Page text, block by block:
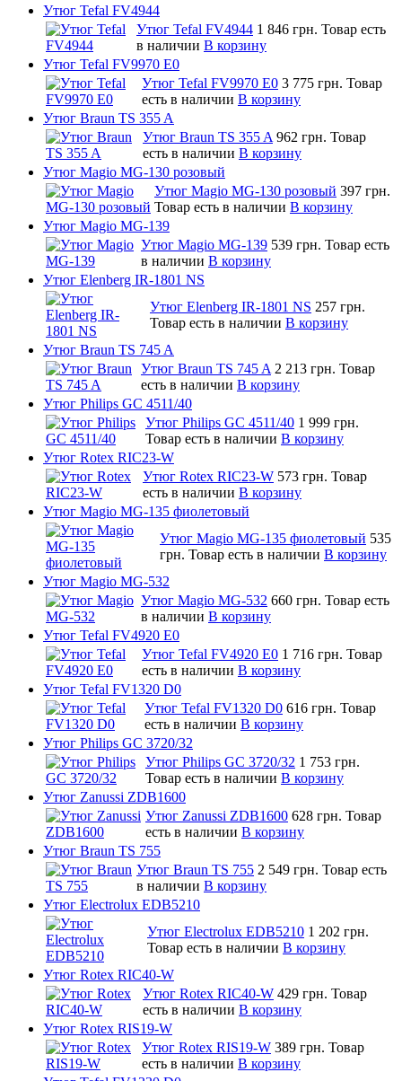
Утюг Tefal FV4944
Утюг Tefal FV4944 1 846 грн. Товар есть
в наличии В корзину
Утюг Tefal FV9970 E0
Утюг Tefal FV9970 E0 3 775 грн. Товар
есть в наличии В корзину
Утюг Braun TS 355 A
Утюг Braun TS 355 A 962 грн. Товар
есть в наличии В корзину
Утюг Magio MG-130 розовый
Утюг Magio MG-130 розовый 397 грн.
Товар есть в наличии В корзину
Утюг Magio MG-139
Утюг Magio MG-139 539 грн. Товар есть
в наличии В корзину
Утюг Elenberg IR-1801 NS
Утюг Elenberg IR-1801 NS 257 грн.
Товар есть в наличии В корзину
Утюг Braun TS 745 A
Утюг Braun TS 745 A 2 213 грн. Товар
есть в наличии В корзину
Утюг Philips GC 4511/40
Утюг Philips GC 4511/40 1 999 грн.
Товар есть в наличии В корзину
Утюг Rotex RIC23-W
Утюг Rotex RIC23-W 573 грн. Товар
есть в наличии В корзину
Утюг Magio MG-135 фиолетовый
Утюг Magio MG-135 фиолетовый 535
грн. Товар есть в наличии В корзину
Утюг Magio MG-532
Утюг Magio MG-532 660 грн. Товар есть
в наличии В корзину
Утюг Tefal FV4920 E0
Утюг Tefal FV4920 E0 1 716 грн. Товар
есть в наличии В корзину
Утюг Tefal FV1320 D0
Утюг Tefal FV1320 D0 616 грн. Товар
есть в наличии В корзину
Утюг Philips GC 3720/32
Утюг Philips GC 3720/32 1 753 грн.
Товар есть в наличии В корзину
Утюг Zanussi ZDB1600
Утюг Zanussi ZDB1600 628 грн. Товар
есть в наличии В корзину
Утюг Braun TS 755
Утюг Braun TS 755 2 549 грн. Товар есть
в наличии В корзину
Утюг Electrolux EDB5210
Утюг Electrolux EDB5210 1 202 грн.
Товар есть в наличии В корзину
Утюг Rotex RIC40-W
Утюг Rotex RIC40-W 429 грн. Товар
есть в наличии В корзину
Утюг Rotex RIS19-W
Утюг Rotex RIS19-W 389 грн. Товар
есть в наличии В корзину